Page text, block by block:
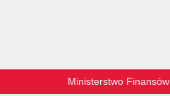
Ministerstwo Finansów